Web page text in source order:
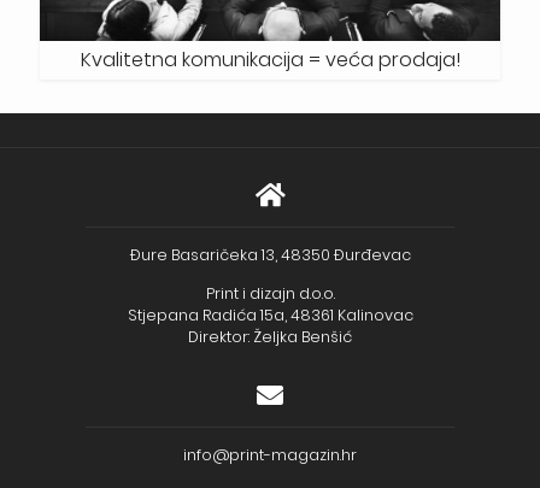
Kvalitetna komunikacija = veća prodaja!
Đure Basaričeka 13, 48350 Đurđevac
Print i dizajn d.o.o.
Stjepana Radića 15a, 48361 Kalinovac
Direktor: Željka Benšić
info@print-magazin.hr